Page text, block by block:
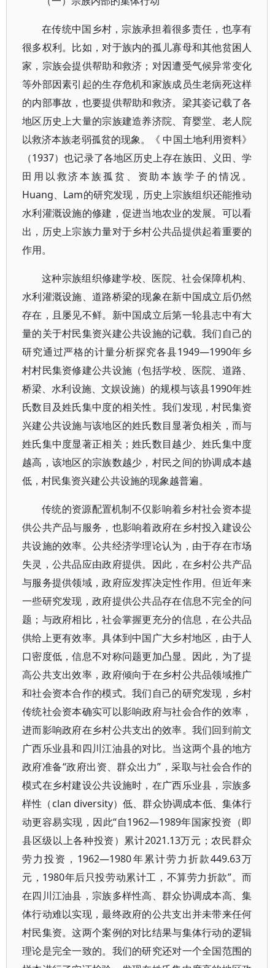
在传统中国乡村，宗族承担着很多责任，也享有
很多权利。比如，对于族内的孤儿寡母和其他贫困人
家，宗族会提供帮助和救济；对因遭受气候异常变化
等外部因素引起的生存危机和家族成员生老病死这样
的内部事故，也要提供帮助和救济。梁其姿记载了各
地区历史上大量的宗族建造养济院、育婴堂、老人院
以救济本族老弱孤贫的现象。《 中国土地利用资料》
（1937）也记录了各地区历史上存在族田、义田、学
田用以救济本族孤贫、资助本族学子的情况。
Huang、Lam的研究发现，历史上宗族组织还能推动
水利灌溉设施的修建，促进当地农业的发展。可以看
出，历史上宗族力量对于乡村公共品提供起着重要的
作用。
这种宗族组织修建学校、医院、社会保障机构、
水利灌溉设施、道路桥梁的现象在新中国成立后仍然
存在，且屡见不鲜。新中国成立后第一轮县志中有大
量的关于村民集资兴建公共设施的记载。我们自己的
研究通过严格的计量分析探究各县1949—1990年乡
村村民集资修建公共设施（包括学校、医院、道路、
桥梁、水利设施、文娱设施）的规模与该县1990年姓
氏数目及姓氏集中度的相关性。我们发现，村民集资
兴建公共设施与该地区的姓氏数目显著负相关，而与
姓氏集中度显著正相关；姓氏数目越少、姓氏集中度
越高，该地区的宗族数越少，村民之间的协调成本越
低，村民集资兴建公共设施的现象越普遍。
传统的资源配置机制不仅影响着乡村社会资本提
供公共产品与服务，也影响着政府在乡村投入建设公
共设施的效率。公共经济学理论认为，由于存在市场
失灵，公共品应由政府提供。因此，在乡村公共产品
与服务提供领域，政府应发挥决定性作用。但近年来
一些研究发现，政府提供公共品存在信息不完全的问
题；与政府相比，社会掌握更充分的信息，在公共品
供给上更有效率。具体到中国广大乡村地区，由于人
口密度低，信息不对称问题更加凸显。因此，为了提
高公共支出效率，政府倾向于在乡村公共品领域推广
和社会资本合作的模式。我们自己的研究发现，乡村
传统社会资本确实可以影响政府与社会合作的效率，
进而影响政府在乡村公共支出的效率。我们回到前文
广西乐业县和四川江油县的对比。当这两个县的地方
政府准备“政府出资、群众出力”，采取与社会合作的
模式在乡村建设公共设施时，在广西乐业县，宗族多
样性（clan diversity）低、群众协调成本低、集体行
动更容易实现，因此“自1962—1989年国家投资（即
县区级以上各种投资）累计2021.13万元；农民群众
劳力投资，1962—1980年累计劳力折款449.63万
元，1980年后只投劳动累计工，不算劳力折款”。而
在四川江油县，宗族多样性高、群众协调成本高、集
体行动难以实现，最终政府的公共支出并未带来任何
村民集资。这两个案例的对比结果与集体行动的逻辑
理论是完全一致的。我们的研究还对一个全国范围的